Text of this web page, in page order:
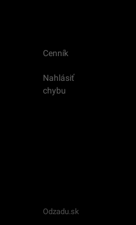
Cenník
Nahlásiť
chybu
Odzadu.sk